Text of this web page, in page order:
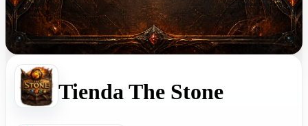
Tienda The Stone